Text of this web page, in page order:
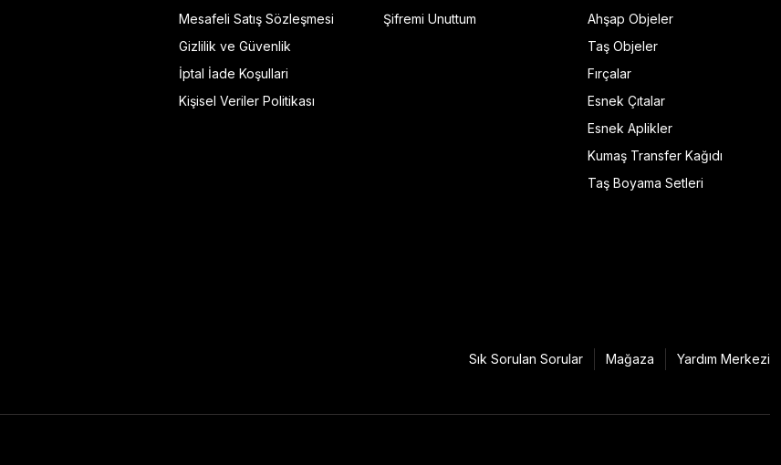
Mesafeli Satış Sözleşmesi
Gizlilik ve Güvenlik
İptal İade Koşullari
Kişisel Veriler Politikası
Şifremi Unuttum
Ahşap Objeler
Taş Objeler
Fırçalar
Esnek Çıtalar
Esnek Aplikler
Kumaş Transfer Kağıdı
Taş Boyama Setleri
Sık Sorulan Sorular Mağaza Yardım Merkezi